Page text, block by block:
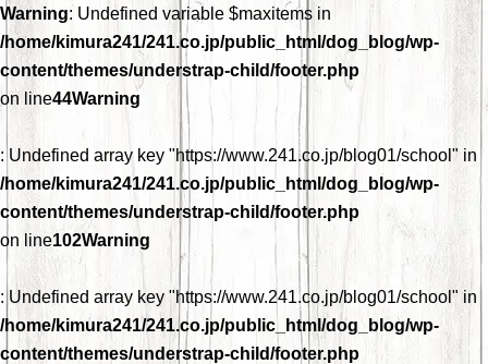
Warning: Undefined variable $maxitems in
/home/kimura241/241.co.jp/public_html/dog_blog/wp-
content/themes/understrap-child/footer.php
on line44Warning
: Undefined array key "https://www.241.co.jp/blog01/school" in
/home/kimura241/241.co.jp/public_html/dog_blog/wp-
content/themes/understrap-child/footer.php
on line102Warning
: Undefined array key "https://www.241.co.jp/blog01/school" in
/home/kimura241/241.co.jp/public_html/dog_blog/wp-
content/themes/understrap-child/footer.php